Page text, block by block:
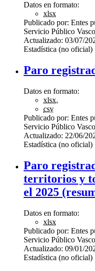
Datos en formato:
xlsx
Publicado por: Entes
Servicio Público
Actualizado: 03/07/
Estadística (no oficial)
Paro
Datos en formato:
xlsx,
csv
Publicado por: Entes
Servicio Público
Actualizado: 22/06/
Estadística (no oficial)
Paro
territorios y
el 2025
Datos en formato:
xlsx
Publicado por: Entes
Servicio Público
Actualizado: 09/01/
Estadística (no oficial)